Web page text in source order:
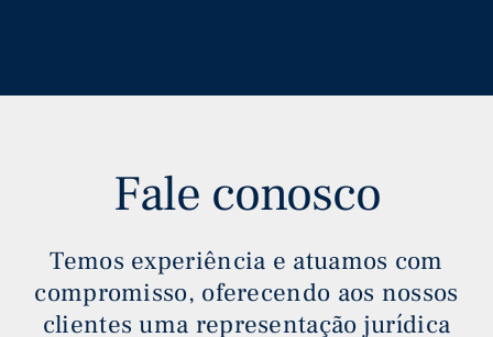
Fale conosco
Temos experiência e atuamos com
compromisso, oferecendo aos nossos
clientes uma representação jurídica